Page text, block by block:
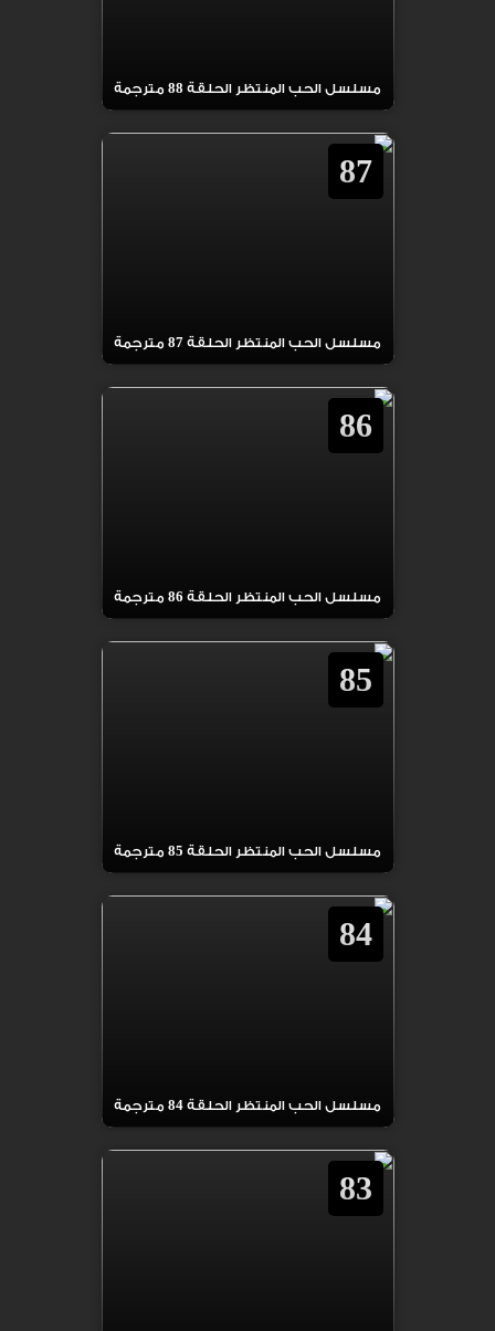
مسلسل الحب المنتظر الحلقة 88 مترجمة
87
مسلسل الحب المنتظر الحلقة 87 مترجمة
86
مسلسل الحب المنتظر الحلقة 86 مترجمة
85
مسلسل الحب المنتظر الحلقة 85 مترجمة
84
مسلسل الحب المنتظر الحلقة 84 مترجمة
83